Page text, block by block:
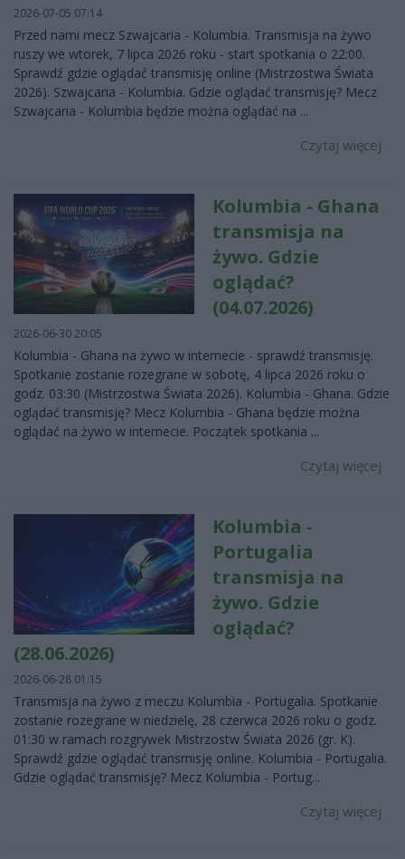
2026-07-05 07:14
Przed nami mecz Szwajcaria - Kolumbia. Transmisja na żywo
ruszy we wtorek, 7 lipca 2026 roku - start spotkania o 22:00.
Sprawdź gdzie oglądać transmisję online (Mistrzostwa Świata
2026). Szwajcaria - Kolumbia. Gdzie oglądać transmisję? Mecz
Szwajcaria - Kolumbia będzie można oglądać na ...
Czytaj więcej
Kolumbia - Ghana
transmisja na
żywo. Gdzie
oglądać?
(04.07.2026)
2026-06-30 20:05
Kolumbia - Ghana na żywo w internecie - sprawdź transmisję.
Spotkanie zostanie rozegrane w sobotę, 4 lipca 2026 roku o
godz. 03:30 (Mistrzostwa Świata 2026). Kolumbia - Ghana. Gdzie
oglądać transmisję? Mecz Kolumbia - Ghana będzie można
oglądać na żywo w internecie. Początek spotkania ...
Czytaj więcej
Kolumbia -
Portugalia
transmisja na
żywo. Gdzie
oglądać?
(28.06.2026)
2026-06-28 01:15
Transmisja na żywo z meczu Kolumbia - Portugalia. Spotkanie
zostanie rozegrane w niedzielę, 28 czerwca 2026 roku o godz.
01:30 w ramach rozgrywek Mistrzostw Świata 2026 (gr. K).
Sprawdź gdzie oglądać transmisję online. Kolumbia - Portugalia.
Gdzie oglądać transmisję? Mecz Kolumbia - Portug...
Czytaj więcej